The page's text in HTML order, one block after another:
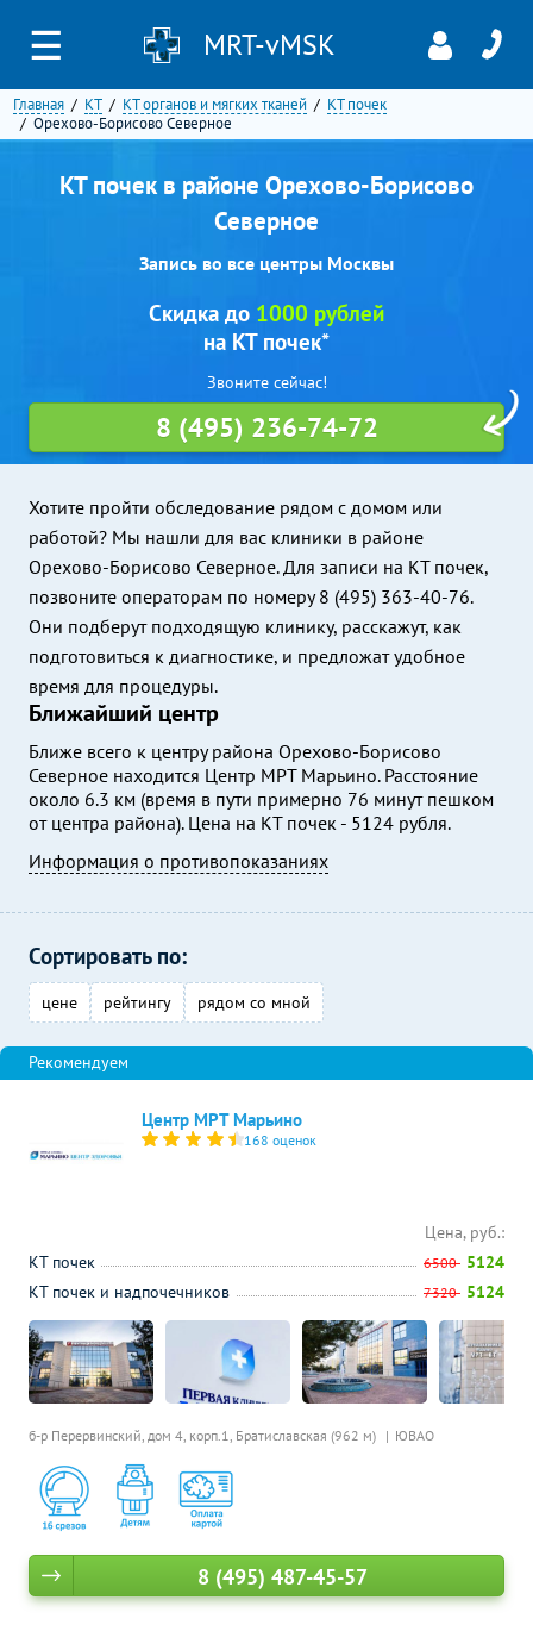
☰ MRT-vMSK
Главная КТ КТ органов и мягких тканей
КТ почек
Орехово-Борисово Северное
КТ почек в районе Орехово-Борисово
Северное
Запись во все центры Москвы
Хотите пройти обследование рядом с домом или
работой? Мы нашли для вас клиники в районе
Орехово-Борисово Северное. Для записи на КТ почек,
позвоните операторам по номеру 8 (495) 363-40-76.
Они подберут подходящую клинику, расскажут, как
подготовиться к диагностике, и предложат удобное
время для процедуры.
Ближайший центр
Ближе всего к центру района Орехово-Борисово
Северное находится Центр МРТ Марьино. Расстояние
около 6.3 км (время в пути примерно 76 минут пешком
от центра района). Цена на КТ почек - 5124 рубля.
Информация о противопоказаниях
Скидка до 1000 рублей
на КТ почек*
Звоните сейчас!
8 (495) 236-74-72
Сортировать по:
цене рейтингу рядом со мной
Центр МРТ Марьино
168 оценок
б-р Перервинский, дом 4, корп.1, Братиславская (962 м) ЮВАО
Цена, руб.:
КТ почек
6500 5124
КТ почек и надпочечников
7320 5124
8 (495) 487-45-57